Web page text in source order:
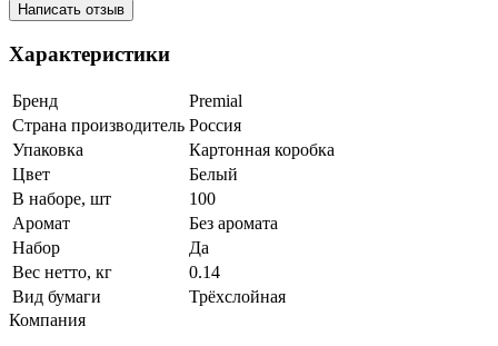
Написать отзыв
Характеристики
Бренд
Premial
Страна производитель Россия
Упаковка
Картонная коробка
Цвет
Белый
В наборе, шт
100
Аромат
Без аромата
Набор
Да
Вес нетто, кг
0.14
Вид бумаги
Трёхслойная
Компания